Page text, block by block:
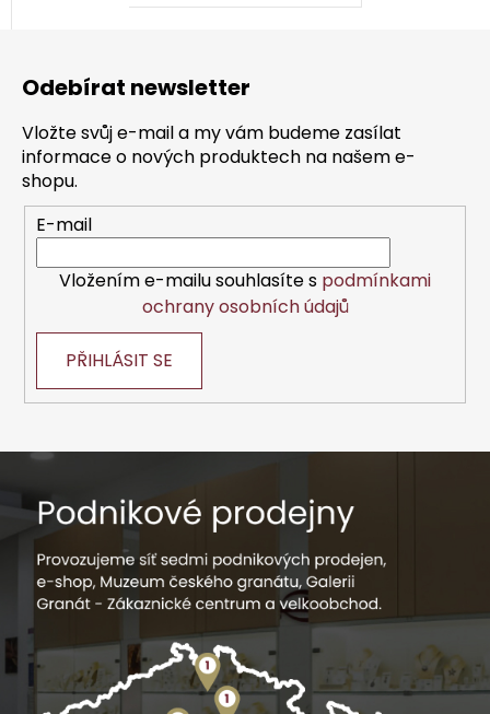
Odebírat newsletter
Vložte svůj e-mail a my vám budeme zasílat
informace o nových produktech na našem e-
shopu.
E-mail
Vložením e-mailu souhlasíte s podmínkami
ochrany osobních údajů
PŘIHLÁSIT SE